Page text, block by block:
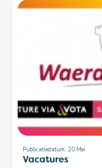
Publicatiedatum: 20 Mei
Vacatures